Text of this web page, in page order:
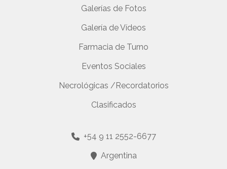
Galerías de Fotos
Galería de Vídeos
Farmacia de Turno
Eventos Sociales
Necrológicas /Recordatorios
Clasificados
+54 9 11 2552-6677
Argentina